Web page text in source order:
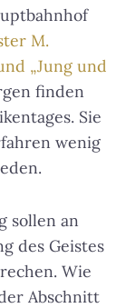
M.
„Jung und
finden
Sie
wenig
sollen an
des Geistes
Wie
Abschnitt